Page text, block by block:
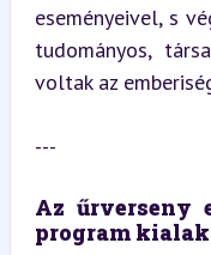
eseményeivel, s
tudományos,
voltak az
---
Az űrverseny
program